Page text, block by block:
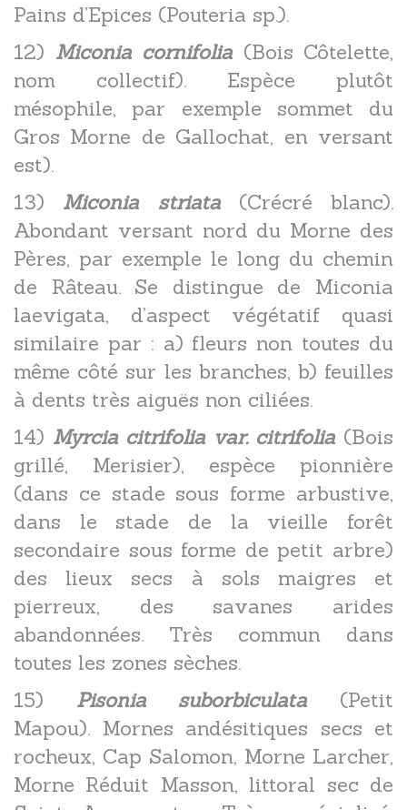
Pains d’Epices (Pouteria sp.).
12) Miconia cornifolia (Bois Côtelette,
nom collectif). Espèce plutôt
mésophile, par exemple sommet du
Gros Morne de Gallochat, en versant
est).
13) Miconia striata (Crécré blanc).
Abondant versant nord du Morne des
Pères, par exemple le long du chemin
de Râteau. Se distingue de Miconia
laevigata, d’aspect végétatif quasi
similaire par : a) fleurs non toutes du
même côté sur les branches, b) feuilles
à dents très aiguës non ciliées.
14) Myrcia citrifolia var. citrifolia (Bois
grillé, Merisier), espèce pionnière
(dans ce stade sous forme arbustive,
dans le stade de la vieille forêt
secondaire sous forme de petit arbre)
des lieux secs à sols maigres et
pierreux, des savanes arides
abandonnées. Très commun dans
toutes les zones sèches.
15) Pisonia suborbiculata (Petit
Mapou). Mornes andésitiques secs et
rocheux, Cap Salomon, Morne Larcher,
Morne Réduit Masson, littoral sec de